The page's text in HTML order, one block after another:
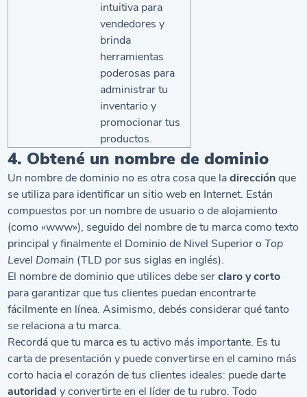
intuitiva para
vendedores y
brinda
herramientas
poderosas para
administrar tu
inventario y
promocionar tus
productos.
4. Obtené un nombre de dominio
Un nombre de dominio no es otra cosa que ladirecciónque
se utiliza para identificar un sitio web en Internet. Están
compuestos por un nombre de usuario o de alojamiento
(como «www»), seguido del nombre de tu marca como texto
principal y finalmente el Dominio de Nivel Superior oTop
Level Domain (TLD por sus siglas en inglés).
El nombre de dominio que utilices debe serclaro y corto
para garantizar que tus clientes puedan encontrarte
fácilmente en línea. Asimismo, debés considerar qué tanto
se relaciona a tu marca.
Recordá que tu marca es tu activo más importante. Es tu
carta de presentación y puede convertirse en el camino más
corto hacia el corazón de tus clientes ideales: puede darte
autoridad y convertirte en el líder de tu rubro. Todo